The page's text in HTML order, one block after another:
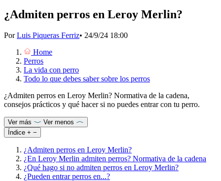
¿Admiten perros en Leroy Merlin?
PorLuis Piqueras Ferriz• 24/9/24 18:00
Home
Perros
La vida con perro
Todo lo que debes saber sobre los perros
¿Admiten perros en Leroy Merlin? Normativa de la cadena,
consejos prácticos y qué hacer si no puedes entrar con tu perro.
Ver más
Ver menos
Índice + −
¿Admiten perros en Leroy Merlin?
¿En Leroy Merlin admiten perros? Normativa de la cadena
¿Qué hago si no admiten perros en Leroy Merlin?
¿Pueden entrar perros en...?